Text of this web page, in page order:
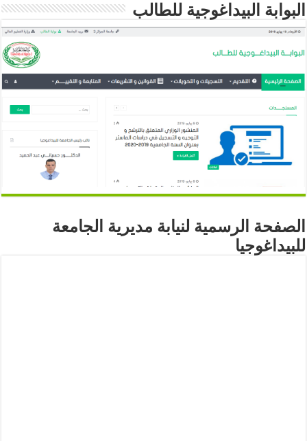
البوابة البيداغوجية للطالب
الصفحة الرسمية لنيابة مديرية الجامعة
للبيداغوجيا